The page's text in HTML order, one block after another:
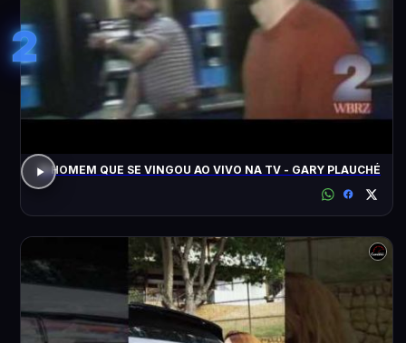
2
O HOMEM QUE SE VINGOU AO VIVO NA TV - GARY PLAUCHÉ